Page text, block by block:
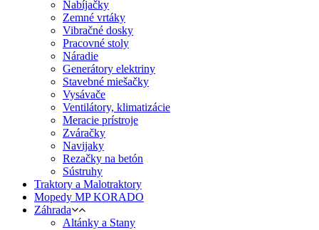
Nabíjačky
Zemné vrtáky
Vibračné dosky
Pracovné stoly
Náradie
Generátory elektriny
Stavebné miešačky
Vysávače
Ventilátory, klimatizácie
Meracie prístroje
Zváračky
Navijaky
Rezačky na betón
Sústruhy
Traktory a Malotraktory
Mopedy MP KORADO
Záhrada
Altánky a Stany